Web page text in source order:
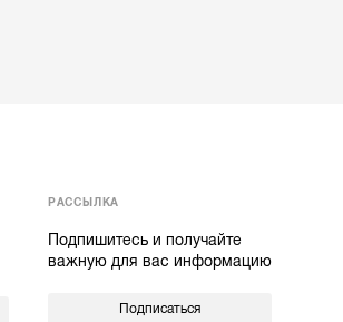
РАССЫЛКА
Подпишитесь и получайте
важную для вас информацию
Подписаться